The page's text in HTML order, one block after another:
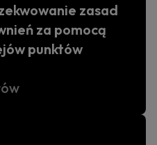
zasad
za pomocą
punktów